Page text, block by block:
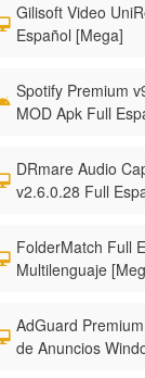
Gilisoft Video
Español [Mega]
Spotify Premium
MOD Apk Full
DRmare Audio
v2.6.0.28 Full
FolderMatch Full
Multilenguaje
AdGuard
de Anuncios